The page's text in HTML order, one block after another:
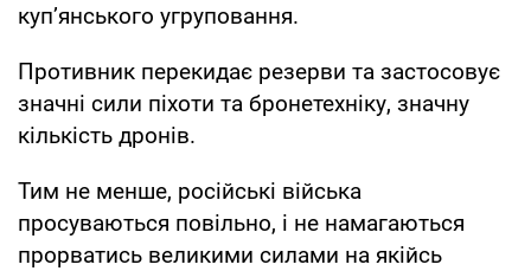
купʼянського угруповання.
Противник перекидає резерви та застосовує
значні сили піхоти та бронетехніку, значну
кількість дронів.
Тим не менше, російські війська
просуваються повільно, і не намагаються
прорватись великими силами на якійсь